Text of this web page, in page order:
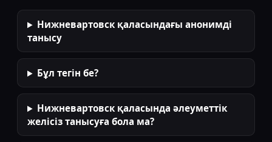
Нижневартовск қаласындағы анонимді
танысу
Бұл тегін бе?
Нижневартовск қаласында әлеуметтік
желісіз танысуға бола ма?